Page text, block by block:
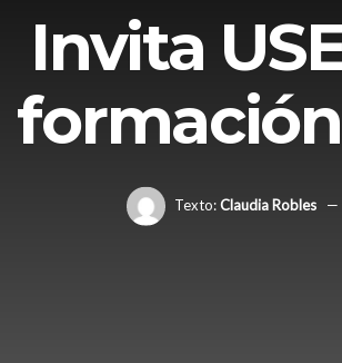
Invita
Texto:Claudia Robles